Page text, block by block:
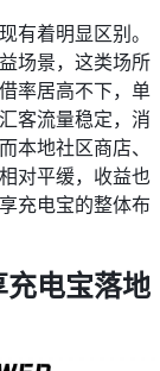
有着明显区别。
场景，这类场所
率居高不下，单
客流量稳定，消
本地社区商店、
对平缓，收益也
充电宝的整体布
电宝落地